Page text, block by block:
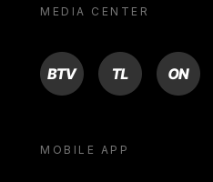
MEDIA CENTER
BTV TL ON
MOBILE APP